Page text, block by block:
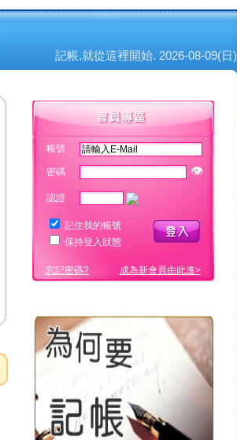
記帳,就從這裡開始. 2026-08-09(日)
帳號
密碼 👁
認證
記住我的帳號
保持登入狀態
忘記密碼? 成為新會員由此進>